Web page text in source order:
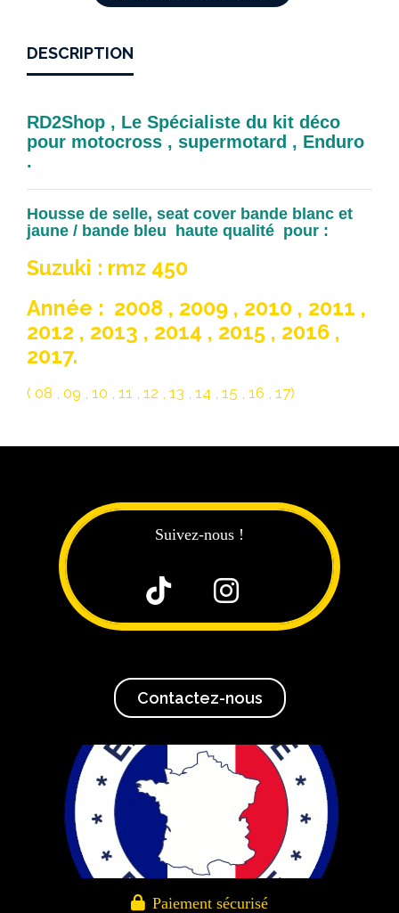
DESCRIPTION
RD2Shop , Le Spécialiste du kit déco
pour motocross , supermotard , Enduro
.
Housse de selle, seat cover bande blanc et
jaune / bande bleu haute qualité pour :
Suzuki : rmz 450
Année : 2008 , 2009 , 2010 , 2011 ,
2012 , 2013 , 2014 , 2015 , 2016 ,
2017.
( 08 , 09 , 10 , 11 , 12 , 13 , 14 , 15 , 16 , 17)
Suivez-nous !
 
Contactez-nous
 Paiement sécurisé